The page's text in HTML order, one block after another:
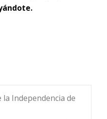
la Independencia de